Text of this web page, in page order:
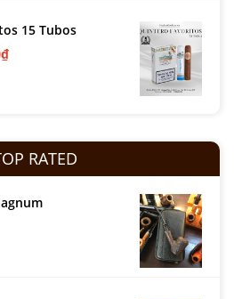
15 Tubos
₫
RATED